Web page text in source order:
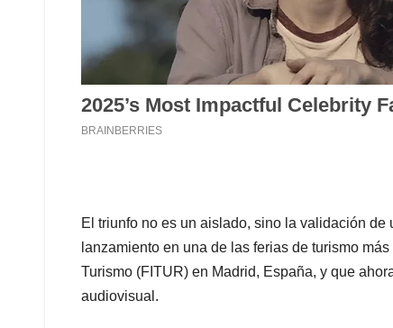
El triunfo no es un aislado, sino la validación
lanzamiento en una de las ferias de turismo
Turismo (FITUR) en Madrid, España, y que
audiovisual.